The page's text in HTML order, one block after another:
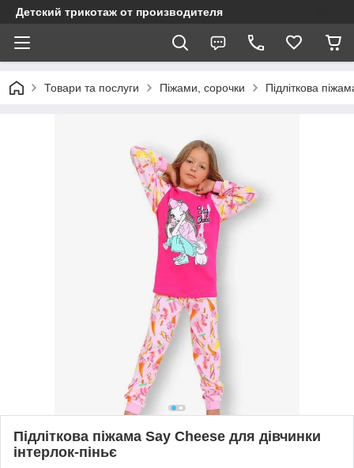
Детский трикотаж от производителя
Товари та послуги Піжами, сорочки Підліткова
Підліткова піжама Say Cheese для дівчинки
інтерлок-піньє